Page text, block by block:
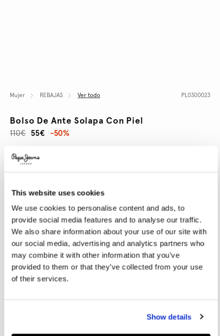
This website uses cookies
We use cookies to personalise content and ads, to
provide social media features and to analyse our traffic.
We also share information about your use of our site with
our social media, advertising and analytics partners who
may combine it with other information that you’ve
provided to them or that they’ve collected from your use
of their services.
Show details
Mujer REBAJAS Ver todo PL0300023
Bolso De Ante Solapa Con Piel
55€
110€ -50%
Promotions
Variations
COLORES:
SELECCIONAR TALLA: Talla Única
TALLA ÚNICA
Guía de tallas